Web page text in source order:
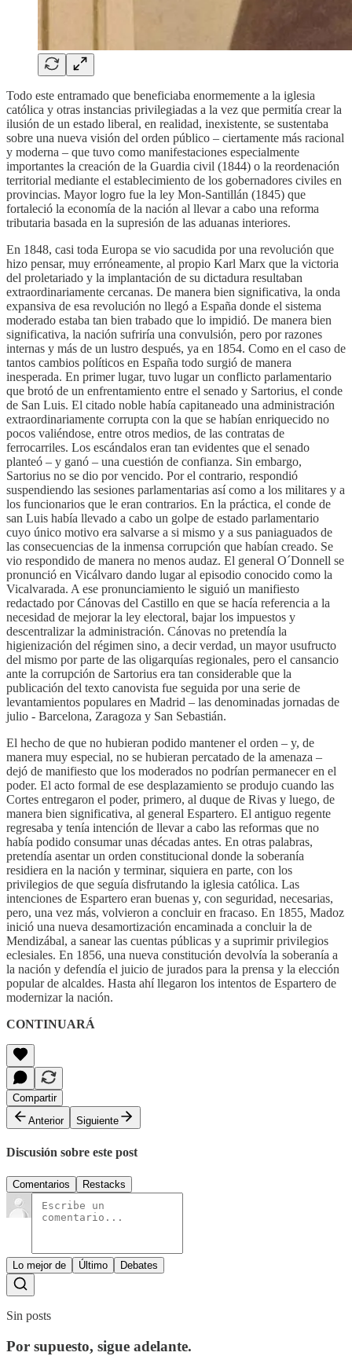
Todo este entramado que beneficiaba enormemente a la iglesia
católica y otras instancias privilegiadas a la vez que permitía crear la
ilusión de un estado liberal, en realidad, inexistente, se sustentaba
sobre una nueva visión del orden público – ciertamente más racional
y moderna – que tuvo como manifestaciones especialmente
importantes la creación de la Guardia civil (1844) o la reordenación
territorial mediante el establecimiento de los gobernadores civiles en
provincias. Mayor logro fue la ley Mon-Santillán (1845) que
fortaleció la economía de la nación al llevar a cabo una reforma
tributaria basada en la supresión de las aduanas interiores.
En 1848, casi toda Europa se vio sacudida por una revolución que
hizo pensar, muy erróneamente, al propio Karl Marx que la victoria
del proletariado y la implantación de su dictadura resultaban
extraordinariamente cercanas. De manera bien significativa, la onda
expansiva de esa revolución no llegó a España donde el sistema
moderado estaba tan bien trabado que lo impidió. De manera bien
significativa, la nación sufriría una convulsión, pero por razones
internas y más de un lustro después, ya en 1854. Como en el caso de
tantos cambios políticos en España todo surgió de manera
inesperada. En primer lugar, tuvo lugar un conflicto parlamentario
que brotó de un enfrentamiento entre el senado y Sartorius, el conde
de San Luis. El citado noble había capitaneado una administración
extraordinariamente corrupta con la que se habían enriquecido no
pocos valiéndose, entre otros medios, de las contratas de
ferrocarriles. Los escándalos eran tan evidentes que el senado
planteó – y ganó – una cuestión de confianza. Sin embargo,
Sartorius no se dio por vencido. Por el contrario, respondió
suspendiendo las sesiones parlamentarias así como a los militares y a
los funcionarios que le eran contrarios. En la práctica, el conde de
san Luis había llevado a cabo un golpe de estado parlamentario
cuyo único motivo era salvarse a si mismo y a sus paniaguados de
las consecuencias de la inmensa corrupción que habían creado. Se
vio respondido de manera no menos audaz. El general O´Donnell se
pronunció en Vicálvaro dando lugar al episodio conocido como la
Vicalvarada. A ese pronunciamiento le siguió un manifiesto
redactado por Cánovas del Castillo en que se hacía referencia a la
necesidad de mejorar la ley electoral, bajar los impuestos y
descentralizar la administración. Cánovas no pretendía la
higienización del régimen sino, a decir verdad, un mayor usufructo
del mismo por parte de las oligarquías regionales, pero el cansancio
ante la corrupción de Sartorius era tan considerable que la
publicación del texto canovista fue seguida por una serie de
levantamientos populares en Madrid – las denominadas jornadas de
julio - Barcelona, Zaragoza y San Sebastián.
El hecho de que no hubieran podido mantener el orden – y, de
manera muy especial, no se hubieran percatado de la amenaza –
dejó de manifiesto que los moderados no podrían permanecer en el
poder. El acto formal de ese desplazamiento se produjo cuando las
Cortes entregaron el poder, primero, al duque de Rivas y luego, de
manera bien significativa, al general Espartero. El antiguo regente
regresaba y tenía intención de llevar a cabo las reformas que no
había podido consumar unas décadas antes. En otras palabras,
pretendía asentar un orden constitucional donde la soberanía
residiera en la nación y terminar, siquiera en parte, con los
privilegios de que seguía disfrutando la iglesia católica. Las
intenciones de Espartero eran buenas y, con seguridad, necesarias,
pero, una vez más, volvieron a concluir en fracaso. En 1855, Madoz
inició una nueva desamortización encaminada a concluir la de
Mendizábal, a sanear las cuentas públicas y a suprimir privilegios
eclesiales. En 1856, una nueva constitución devolvía la soberanía a
la nación y defendía el juicio de jurados para la prensa y la elección
popular de alcaldes. Hasta ahí llegaron los intentos de Espartero de
modernizar la nación.
CONTINUARÁ
Compartir
Anterior
Siguiente
Discusión sobre este post
Comentarios Restacks
Lo mejor de Último Debates
Sin posts
Por supuesto, sigue adelante.